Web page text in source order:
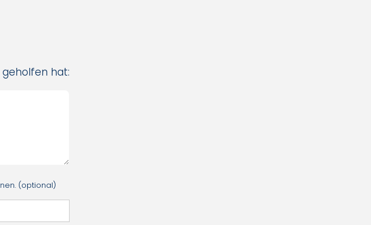
geholfen hat:
(optional)